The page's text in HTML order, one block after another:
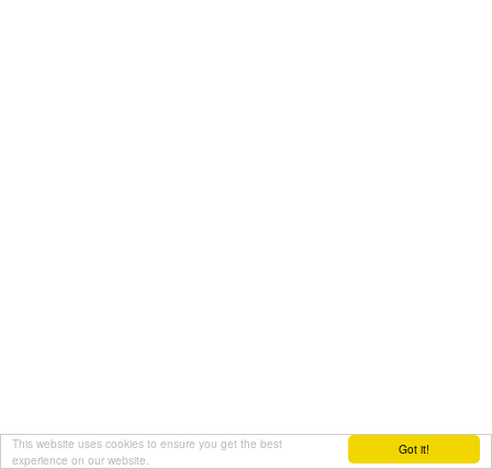
Got it!
This website uses cookies to ensure you get the best
experience on our website.